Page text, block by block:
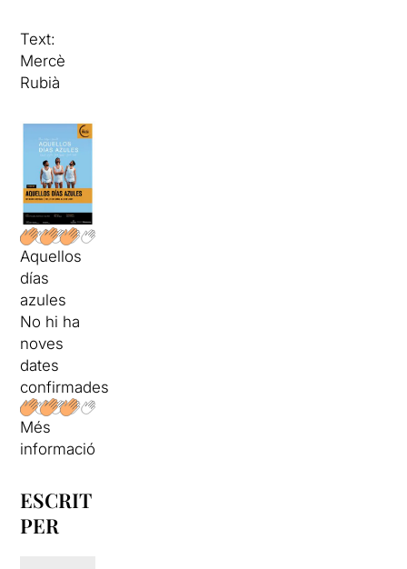
Text:
Mercè
Rubià
Aquellos
días
azules
No hi ha
noves
dates
confirmades
Més
informació
ESCRIT
PER